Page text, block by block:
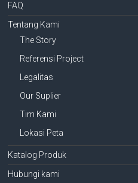
FAQ
Tentang Kami
The Story
Referensi Project
Legalitas
Our Suplier
Tim Kami
Lokasi Peta
Katalog Produk
Hubungi kami